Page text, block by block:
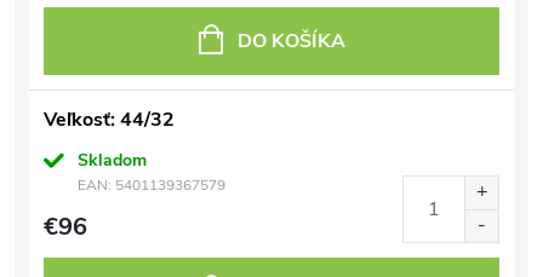
DO KOŠÍKA
Veľkosť: 44/32
Skladom
EAN: 5401139367579
€96